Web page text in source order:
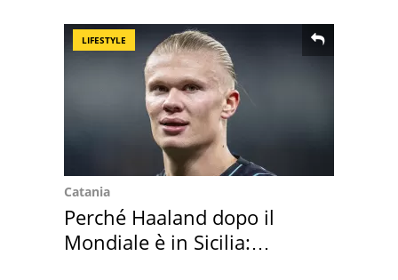
LIFESTYLE
Catania
Perché Haaland dopo il
Mondiale è in Sicilia: